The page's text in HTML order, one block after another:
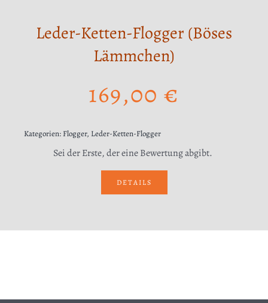
Leder-Ketten-Flogger (Böses
Lämmchen)
169,00 €
Kategorien: Flogger, Leder-Ketten-Flogger
Sei der Erste, der eine Bewertung abgibt.
DETAILS